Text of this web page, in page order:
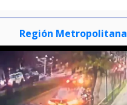
Región Metropolitana